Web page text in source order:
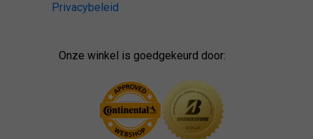
Privacybeleid
Onze winkel is goedgekeurd door: